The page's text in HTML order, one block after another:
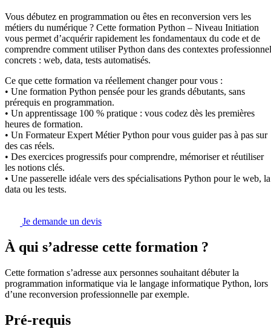
Vous débutez en programmation ou êtes en reconversion vers les
métiers du numérique ? Cette formation Python – Niveau Initiation
vous permet d’acquérir rapidement les fondamentaux du code et de
comprendre comment utiliser Python dans des contextes
concrets : web, data, tests automatisés.
Ce que cette formation va réellement changer pour vous :
• Une formation Python pensée pour les grands débutants, sans
prérequis en programmation.
• Un apprentissage 100 % pratique : vous codez dès les premières
heures de formation.
• Un Formateur Expert Métier Python pour vous guider pas à pas sur
des cas réels.
• Des exercices progressifs pour comprendre, mémoriser et réutiliser
les notions clés.
• Une passerelle idéale vers des spécialisations Python pour le web, la
data ou les tests.
Je demande un devis
À qui s’adresse cette formation ?
Cette formation s’adresse aux personnes souhaitant débuter la
programmation informatique via le langage informatique Python, lors
d’une reconversion professionnelle par exemple.
Pré-requis